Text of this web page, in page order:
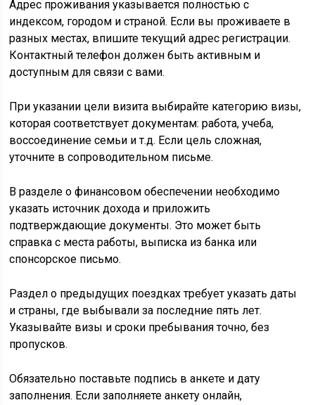
Адрес проживания указывается полностью с
индексом, городом и страной. Если вы проживаете в
разных местах, впишите текущий адрес регистрации.
Контактный телефон должен быть активным и
доступным для связи с вами.
При указании цели визита выбирайте категорию визы,
которая соответствует документам: работа, учеба,
воссоединение семьи и т.д. Если цель сложная,
уточните в сопроводительном письме.
В разделе о финансовом обеспечении необходимо
указать источник дохода и приложить
подтверждающие документы. Это может быть
справка с места работы, выписка из банка или
спонсорское письмо.
Раздел о предыдущих поездках требует указать даты
и страны, где выбывали за последние пять лет.
Указывайте визы и сроки пребывания точно, без
пропусков.
Обязательно поставьте подпись в анкете и дату
заполнения. Если заполняете анкету онлайн,